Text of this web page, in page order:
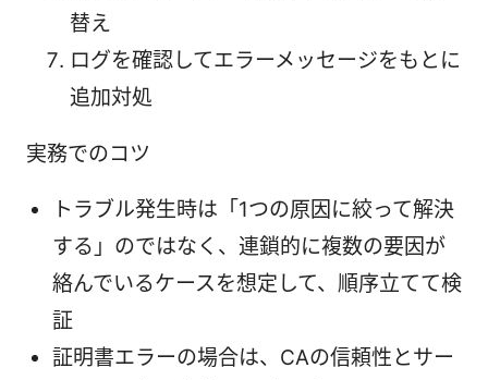
替え
ログを確認してエラーメッセージをもとに
追加対処
実務でのコツ
トラブル発生時は「1つの原因に絞って解決
する」のではなく、連鎖的に複数の要因が
絡んでいるケースを想定して、順序立てて検
証
証明書エラーの場合は、CAの信頼性とサー